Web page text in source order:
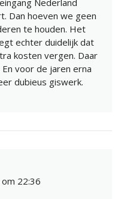
Nederland
Dan hoeven we geen
te houden. Het
echter duidelijk dat
kosten vergen. Daar
voor de jaren erna
dubieus giswerk.
22:36